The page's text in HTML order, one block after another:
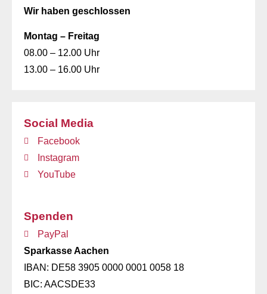
Wir haben geschlossen
Montag – Freitag
08.00 – 12.00 Uhr
13.00 – 16.00 Uhr
Social Media
Facebook
Instagram
YouTube
Spenden
PayPal
Sparkasse Aachen
IBAN: DE58 3905 0000 0001 0058 18
BIC: AACSDE33